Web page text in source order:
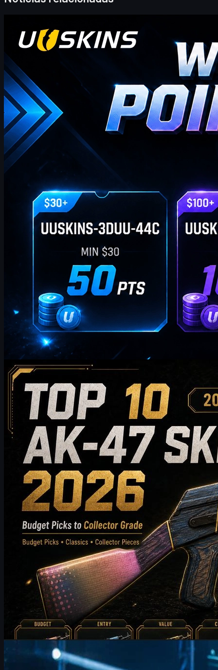
¡Hola traders de CS2! ¡Bienvenidos a nuestro blog de
bonos semanal!
donde encontrarás los códigos de Puntos de Regalo UUSKINS
más recientes y completos de esta semana. Actualizamos esta
página semanalmente para ofrecerte Puntos de Regalo extra.
Siempre que tu pedido alcance el monto correspondiente,
puedes usar los códigos a continuación para canjear puntos y
cambiarlos por tus skins favoritos de CS2 en la tienda.
abril 20, 2026
William Miller
Counter-Strike 2mayo 19, 2026
Top 10 de skins de AK-47 que vale la pena comprar
en 2026
Descubre el top 10 de skins de AK-47 que vale la pena comprar en
2026, desde opciones asequibles hasta elecciones de alta gama
para coleccionistas. Esta guía compara estilo, nivel de precio,
desgaste, valor de mercado y consejos de compra para ayudar a
los jugadores de CS2 a elegir el mejor skin de AK-47 para su
inventario.
mayo 19, 2026
porMichael
Johnson
Counter-Strike 2junio 17, 2026
FalleN y FURIA: ajustes de tempo y metas en CS2